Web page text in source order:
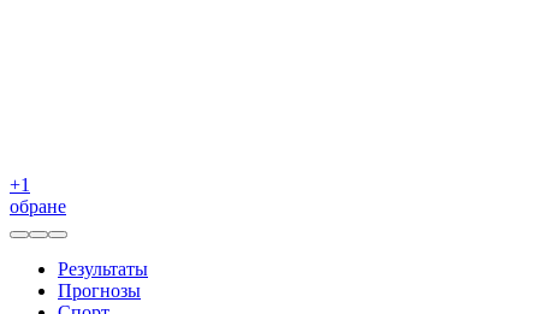
+1
обране
Результаты
Прогнозы